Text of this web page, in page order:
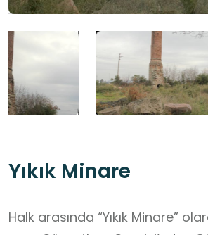
Yıkık Minare
Halk arasında “Yıkık Minare”